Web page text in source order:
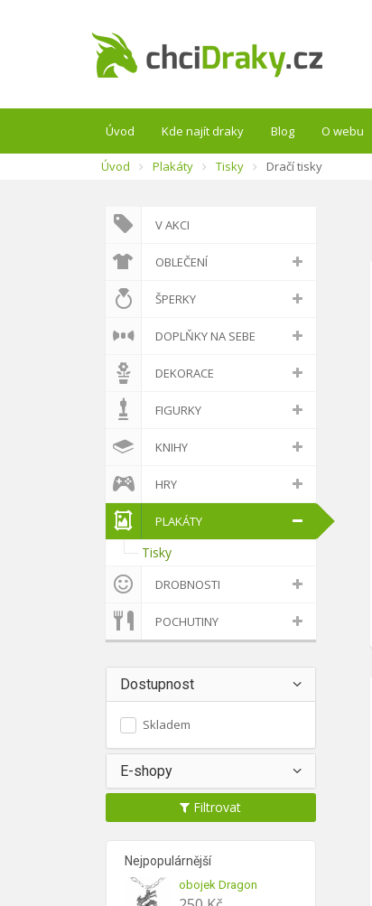
Úvod Kde najít draky Blog O webu
Úvod Plakáty Tisky Dračí tisky
V AKCI
OBLEČENÍ
ŠPERKY
DOPLŇKY NA SEBE
DEKORACE
FIGURKY
KNIHY
HRY
PLAKÁTY
Tisky
DROBNOSTI
POCHUTINY
Dostupnost
Skladem
E-shopy
Filtrovat
Nejpopulárnější
obojek Dragon